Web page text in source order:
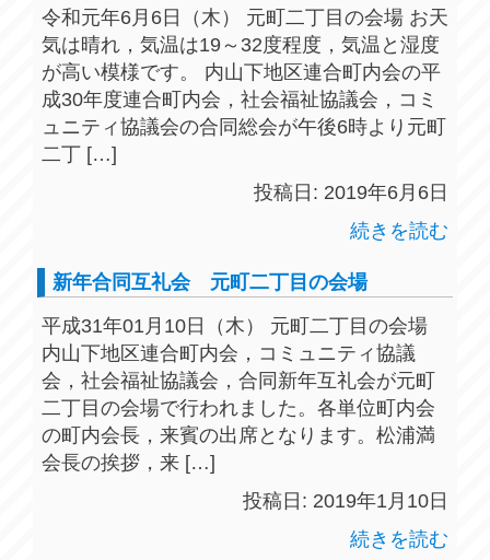
令和元年6月6日（木） 元町二丁目の会場 お天
気は晴れ，気温は19～32度程度，気温と湿度
が高い模様です。 内山下地区連合町内会の平
成30年度連合町内会，社会福祉協議会，コミ
ュニティ協議会の合同総会が午後6時より元町
二丁 […]
投稿日: 2019年6月6日
続きを読む
新年合同互礼会 元町二丁目の会場
平成31年01月10日（木） 元町二丁目の会場
内山下地区連合町内会，コミュニティ協議
会，社会福祉協議会，合同新年互礼会が元町
二丁目の会場で行われました。各単位町内会
の町内会長，来賓の出席となります。松浦満
会長の挨拶，来 […]
投稿日: 2019年1月10日
続きを読む